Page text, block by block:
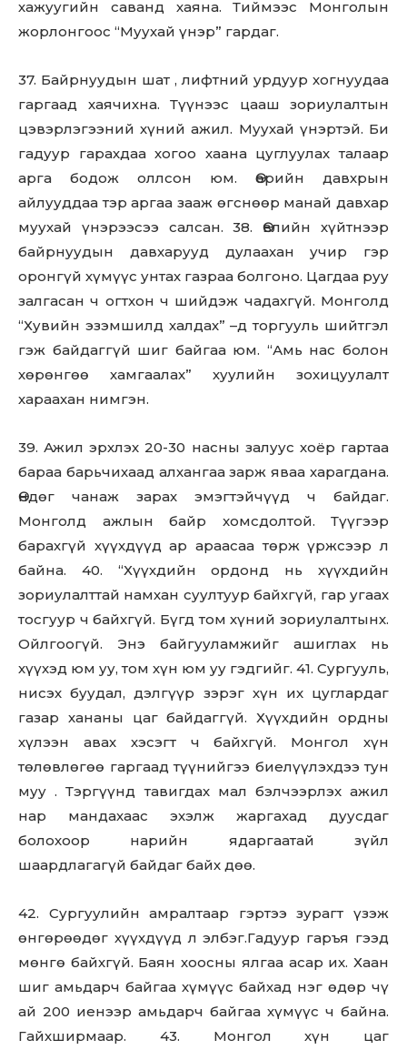
to stay in the loop.
хажуугийн саванд хаяна. Тиймээс Монголын
жopлoнгоос “Муухай үнэр” гардаг.
37. Байрнуудын шат , лифтний урдуур хогнуудаа
гаргаад хаячихна. Түүнээс цааш зориулалтын
цэвэрлэгээний хүний ажил. Муухай үнэртэй. Би
гадуур гарахдаа хогоо хаана цуглуулах талаар
арга бодож оллсон юм. Өөрийн давхрын
айлууддаа тэр аргаа зааж өгснөөр манай давхар
муухай үнэрээсээ салсан. 38. Өвлийн хүйтнээр
байрнуудын давхарууд дулаахан учир гэр
оронгүй хүмүүс унтах газраа болгоно. Цагдаа руу
залгасан ч огтхон ч шийдэж чадахгүй. Монголд
“Хувийн эзэмшилд халдах” –д торгууль шийтгэл
гэж байдаггүй шиг байгаа юм. “Амь нас болон
хөрөнгөө хамгаалах” хуулийн зохицуулалт
хараахан нимгэн.
39. Ажил эрхлэх 20-30 насны залуус хоёр гартаа
бараа барьчихаад алхангаа зарж яваа харагдана.
Өндөг чанаж зарах эмэгтэйчүүд ч байдаг.
Монголд ажлын байр xoмсдoлтой. Түүгээр
барахгүй хүүхдүүд ар араасаа төрж үржсээр л
байна. 40. “Хүүхдийн ордонд нь хүүхдийн
зориулалттай намхан суултуур байхгүй, гар угаах
тосгуур ч байхгүй. Бүгд том хүний зориулалтынх.
Ойлгоогүй. Энэ байгууламжийг ашиглах нь
хүүхэд юм уу, том хүн юм уу гэдгийг. 41. Сургууль,
нисэх буудал, дэлгүүр зэрэг хүн их цуглардаг
газар хананы цаг байдаггүй. Хүүхдийн ордны
хүлээн авах хэсэгт ч байхгүй. Монгол хүн
төлөвлөгөө гаргаад түүнийгээ биелүүлэхдээ тун
муу . Тэргүүнд тавигдах мал бэлчээрлэх ажил
нар мандахаас эхэлж жаргахад дуусдаг
болохоор нарийн ядаргаатай зүйл
шаардлагагүй байдаг байх дөө.
42. Сургуулийн амралтаар гэртээ зурагт үзэж
өнгөрөөдөг хүүхдүүд л элбэг.Гадуур гаръя гээд
мөнгө байхгүй. Баян хоосны ялгаа асар их. Хаан
шиг амьдарч байгаа хүмүүс байхад нэг өдөр чү
ай 200 иенээр амьдарч байгаа хүмүүс ч байна.
Гайхширмаар. 43. Монгол хүн цаг